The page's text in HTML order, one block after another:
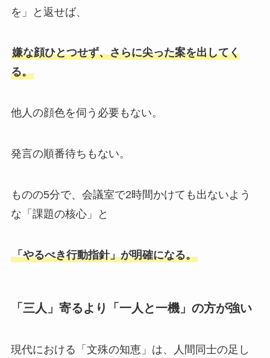
を」と返せば、
嫌な顔ひとつせず、さらに尖った案を出してく
る。
他人の顔色を伺う必要もない。
発言の順番待ちもない。
ものの5分で、会議室で2時間かけても出ないよう
な「課題の核心」と
「やるべき行動指針」が明確になる。
「三人」寄るより「一人と一機」の方が強い
現代における「文殊の知恵」は、人間同士の足し